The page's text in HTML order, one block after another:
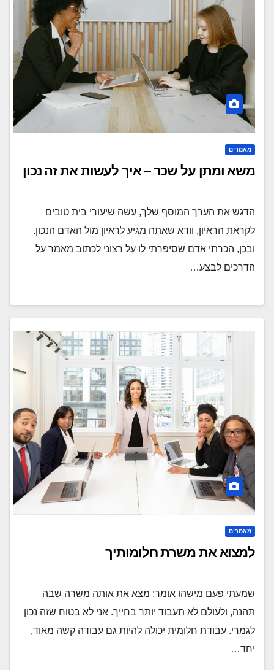
מאמרים
משא ומתן על שכר – איך לעשות את זה נכון
הדגש את הערך המוסף שלך, עשה שיעורי בית טובים
לקראת הראיון, וודא שאתה מגיע לראיון מול האדם הנכון.
ובכן, הכרתי אדם שסיפרתי לו על רצוני לכתוב מאמר על
הדרכים לבצע…
מאמרים
למצוא את משרת חלומותיך
שמעתי פעם מישהו אומר: מצא את אותה משרה שבה
תהנה, ולעולם לא תעבוד יותר בחייך. אני לא בטוח שזה נכון
לגמרי. עבודת חלומית יכולה להיות גם עבודה קשה מאוד,
יחד…